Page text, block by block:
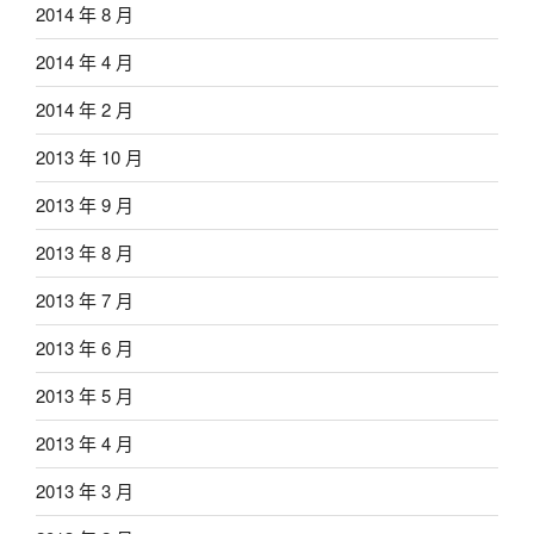
2014 年 8 月
2014 年 4 月
2014 年 2 月
2013 年 10 月
2013 年 9 月
2013 年 8 月
2013 年 7 月
2013 年 6 月
2013 年 5 月
2013 年 4 月
2013 年 3 月